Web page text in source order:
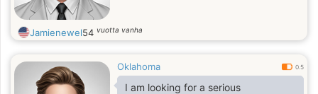
Jamienewel54 vuotta vanha
Oklahoma 0.5
I am looking for a serious